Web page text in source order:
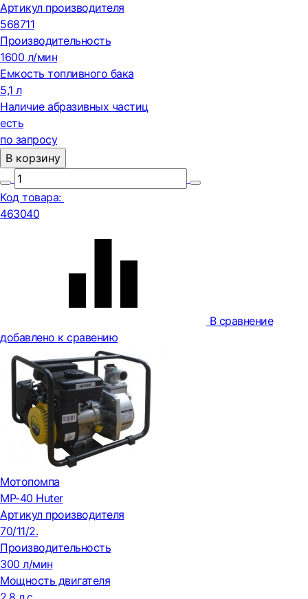
Артикул производителя
568711
Производительность
1600 л/мин
Емкость топливного бака
5,1 л
Наличие абразивных частиц
есть
по запросу
В корзину
Код товара:
463040
В сравнение
добавлено к сравению
Мотопомпа
MP-40 Huter
Артикул производителя
70/11/2.
Производительность
300 л/мин
Мощность двигателя